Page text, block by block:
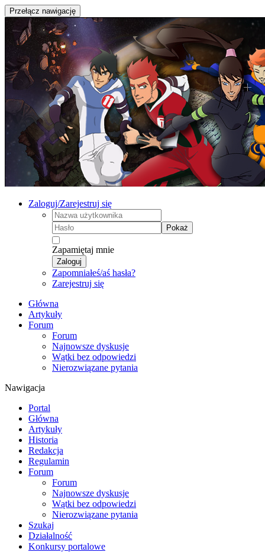
Przełącz nawigację
Zaloguj/Zarejestruj się
Pokaż
Zapamiętaj mnie
Zaloguj
Zapomniałeś/aś hasła?
Zarejestruj się
Główna
Artykuły
Forum
Forum
Najnowsze dyskusje
Wątki bez odpowiedzi
Nierozwiązane pytania
Nawigacja
Portal
Główna
Artykuły
Historia
Redakcja
Regulamin
Forum
Forum
Najnowsze dyskusje
Wątki bez odpowiedzi
Nierozwiązane pytania
Szukaj
Działalność
Konkursy portalowe